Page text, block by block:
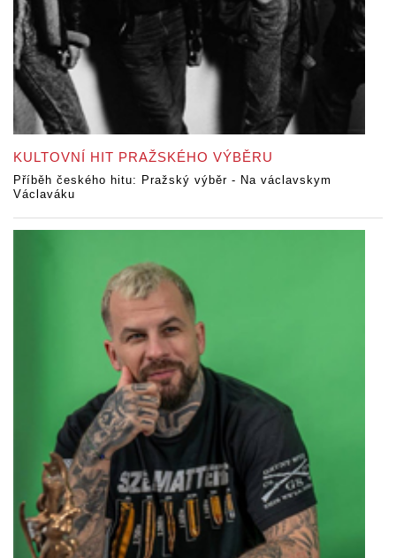
KULTOVNÍ HIT PRAŽSKÉHO VÝBĚRU
Příběh českého hitu: Pražský výběr - Na václavskym
Václaváku